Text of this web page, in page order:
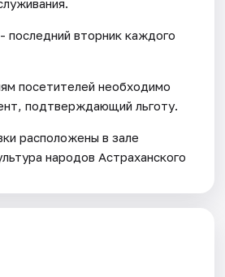
последний вторник каждого
посетителей необходимо
подтверждающий льготу.
расположены в зале
народов Астраханского